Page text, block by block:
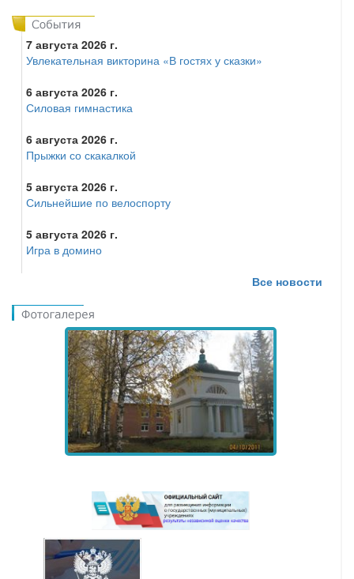
7 августа 2026 г.
Увлекательная викторина «В гостях у сказки»
6 августа 2026 г.
Силовая гимнастика
6 августа 2026 г.
Прыжки со скакалкой
5 августа 2026 г.
Сильнейшие по велоспорту
5 августа 2026 г.
Игра в домино
Все новости